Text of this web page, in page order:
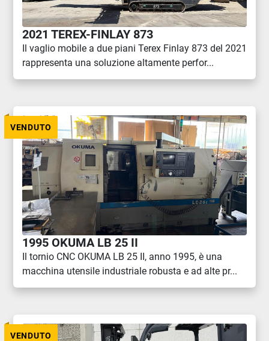
2021 TEREX-FINLAY 873
Il vaglio mobile a due piani Terex Finlay 873 del 2021
rappresenta una soluzione altamente perfor...
VENDUTO
1995 OKUMA LB 25 II
Il tornio CNC OKUMA LB 25 II, anno 1995, è una
macchina utensile industriale robusta e ad alte pr...
VENDUTO